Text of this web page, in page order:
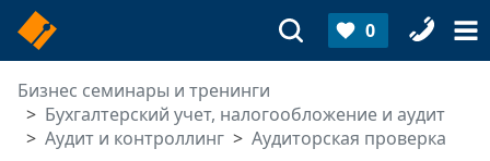
0
Бизнес семинары и тренинги
Бухгалтерский учет, налогообложение и аудит
Аудит и контроллинг
Аудиторская проверка